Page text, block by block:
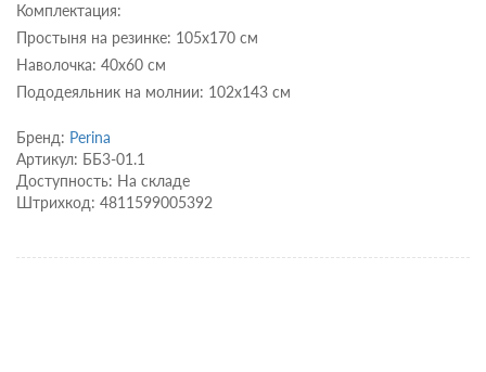
Комплектация:
Простыня на резинке: 105х170 см
Наволочка: 40х60 см
Пододеяльник на молнии: 102х143 см
Бренд: Perina
Артикул: ББ3-01.1
Доступность: На складе
Штрихкод: 4811599005392